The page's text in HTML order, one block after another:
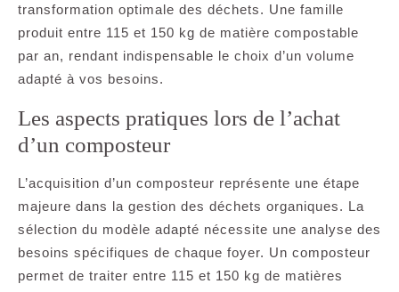
transformation optimale des déchets. Une famille
produit entre 115 et 150 kg de matière compostable
par an, rendant indispensable le choix d’un volume
adapté à vos besoins.
Les aspects pratiques lors de l’achat
d’un composteur
L’acquisition d’un composteur représente une étape
majeure dans la gestion des déchets organiques. La
sélection du modèle adapté nécessite une analyse des
besoins spécifiques de chaque foyer. Un composteur
permet de traiter entre 115 et 150 kg de matières